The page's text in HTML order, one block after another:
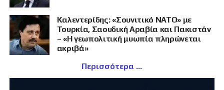
Καλεντερίδης: «Σουνιτικό ΝΑΤΟ» με
Τουρκία, Σαουδική Αραβία και Πακιστάν
– «Η γεωπολιτική μυωπία πληρώνεται
ακριβά»
Περισσότερα